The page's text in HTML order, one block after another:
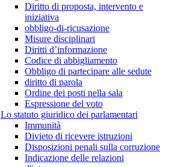
Diritto di proposta, intervento e
iniziativa
obbligo-di-ricusazione
Misure disciplinari
Diritti d’informazione
Codice di abbigliamento
Obbligo di partecipare alle sedute
diritto di parola
Ordine dei posti nella sala
Espressione del voto
Lo statuto giuridico dei parlamentari
Immunità
Divieto di ricevere istruzioni
Disposizioni penali sulla corruzione
Indicazione delle relazioni